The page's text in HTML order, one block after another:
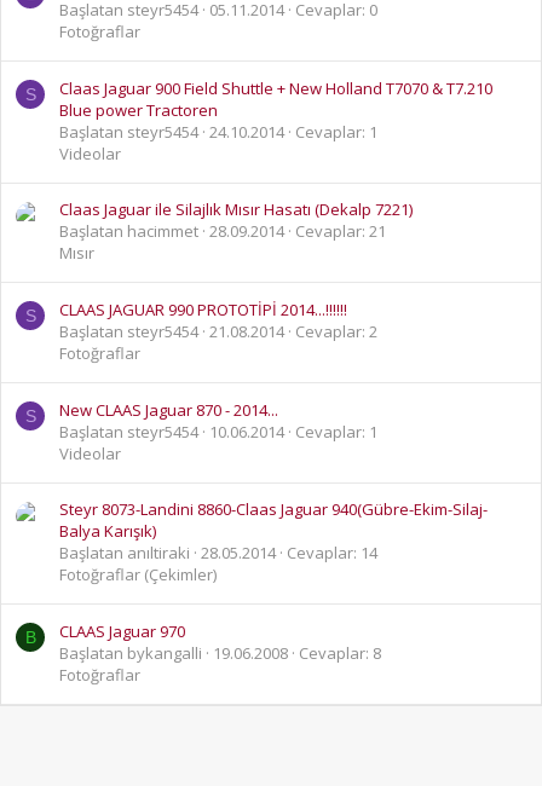
Başlatan steyr5454 05.11.2014 Cevaplar: 0
Fotoğraflar
S
Claas Jaguar 900 Field Shuttle + New Holland T7070 & T7.210
Blue power Tractoren
Başlatan steyr5454 24.10.2014 Cevaplar: 1
Videolar
Claas Jaguar ile Silajlık Mısır Hasatı (Dekalp 7221)
Başlatan hacimmet 28.09.2014 Cevaplar: 21
Mısır
S
CLAAS JAGUAR 990 PROTOTİPİ 2014...!!!!!!
Başlatan steyr5454 21.08.2014 Cevaplar: 2
Fotoğraflar
S
New CLAAS Jaguar 870 - 2014...
Başlatan steyr5454
10.06.2014 Cevaplar: 1
Videolar
Steyr 8073-Landini 8860-Claas Jaguar 940(Gübre-Ekim-Silaj-
Balya Karışık)
Başlatan anıltiraki 28.05.2014 Cevaplar: 14
Fotoğraflar (Çekimler)
B
CLAAS Jaguar 970
Başlatan bykangalli
19.06.2008 Cevaplar: 8
Fotoğraflar